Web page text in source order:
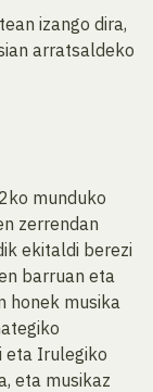
izango dira,
arratsaldeko
munduko
zerrendan
ekitaldi berezi
barruan eta
honek musika
eta Irulegiko
eta musikaz